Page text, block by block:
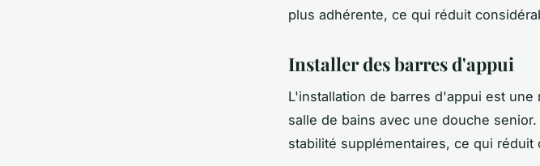
plus adhérente, ce qui réduit
Installer des barres d'appui
L'installation de barres d'appui est
salle de bains avec une douche
stabilité supplémentaires, ce qui